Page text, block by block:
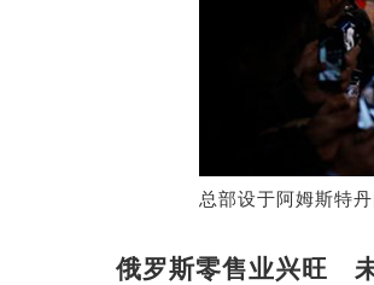
总部设于阿姆斯特
俄罗斯零售业兴旺